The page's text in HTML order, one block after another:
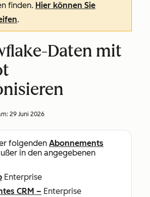
finden. Hier können Sie
.
Daten mit
29 Juni 2026
folgenden Abonnements
in den angegebenen
Enterprise
CRM – Enterprise